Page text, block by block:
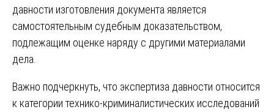
давности изготовления документа является
самостоятельным судебным доказательством,
подлежащим оценке наряду с другими материалами
дела.
Важно подчеркнуть, что экспертиза давности относится
к категории технико-криминалистических исследований